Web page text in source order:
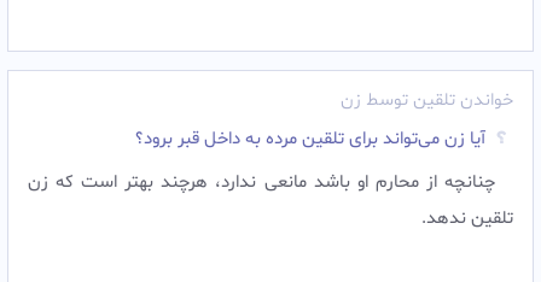
خواندن تلقین توسط زن
آیا زن می‌تواند برای تلقین مرده به داخل قبر برود؟
چنانچه از محارم او باشد مانعی ندارد، هرچند بهتر است که زن
تلقین ندهد.